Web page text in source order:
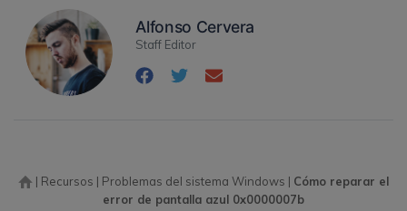
Alfonso Cervera
Staff Editor
| Recursos | Problemas del sistema Windows | Cómo reparar el
error de pantalla azul 0x0000007b